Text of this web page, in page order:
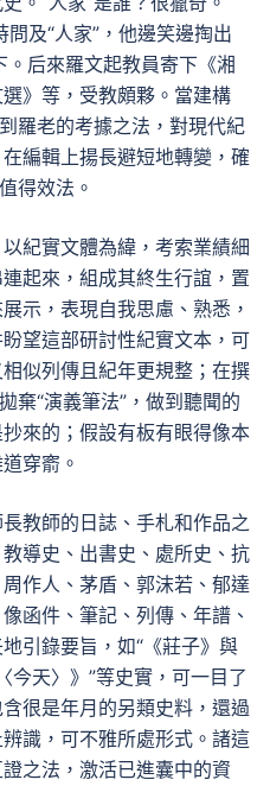
及“人家”，他邊笑邊掏出
。后來羅文起教員寄下《湘
》等，受教頗夥。當建構
羅老的考據之法，對現代紀
編輯上揚長避短地轉變，確
得效法。
紀實文體為緯，考索業績細
起來，組成其終生行誼，置
示，表現自我思慮、熟悉，
望這部研討性紀實文本，可
似列傳且紀年更規整；在撰
棄“演義筆法”，做到聽聞的
來的；假設有板有眼得像本
穿窬。
教師的日誌、手札和作品之
導史、出書史、處所史、抗
作人、茅盾、郭沫若、郁達
函件、筆記、列傳、年譜、
引錄要旨，如“《莊子》與
今天〉》”等史實，可一目了
很是年月的另類史料，還過
識，可不雅所處形式。諸這
之法，激活已進囊中的資